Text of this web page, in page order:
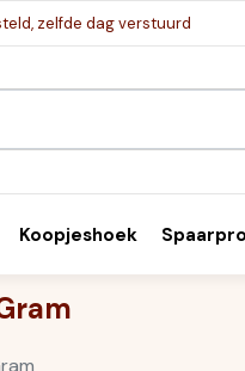
zelfde dag verstuurd
Koopjeshoek